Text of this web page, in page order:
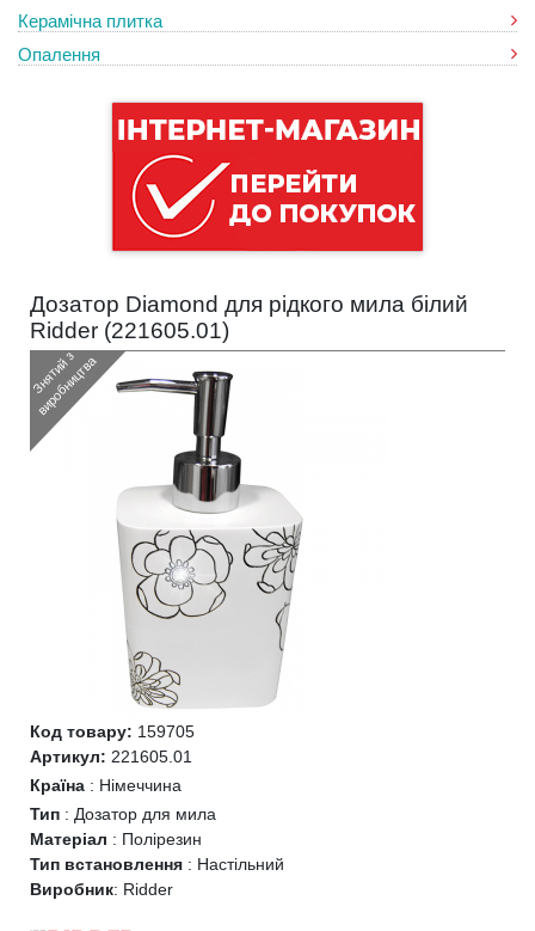
Керамічна плитка
Опалення
Дозатор Diamond для рідкого мила білий
Ridder (221605.01)
З
н
я
т
и
й
з
в
и
р
о
б
н
и
ц
т
в
а
Код товару: 159705
Артикул: 221605.01
Країна : Німеччина
Тип : Дозатор для мила
Матеріал : Полірезин
Тип встановлення : Настільний
Виробник: Ridder